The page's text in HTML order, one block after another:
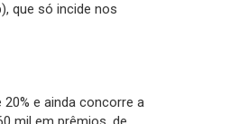
que só incide nos
e ainda concorre a